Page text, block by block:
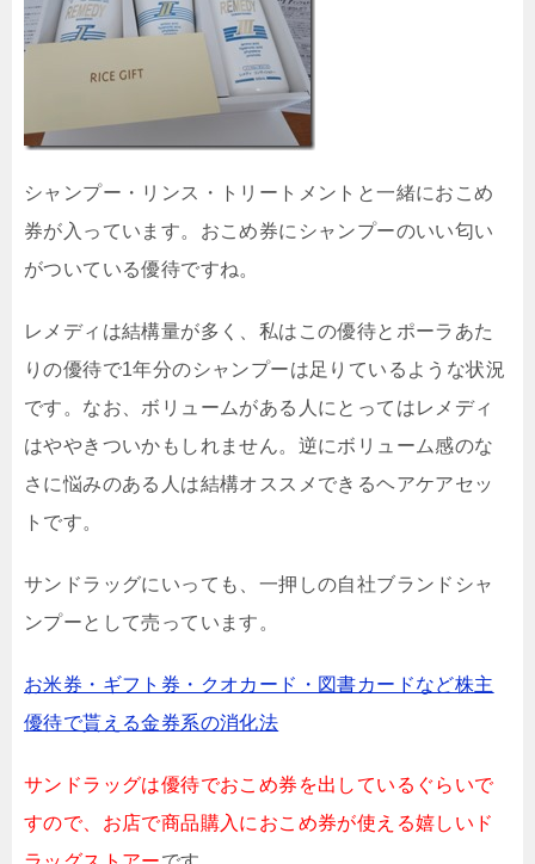
シャンプー・リンス・トリートメントと一緒におこめ
券が入っています。おこめ券にシャンプーのいい匂い
がついている優待ですね。
レメディは結構量が多く、私はこの優待とポーラあた
りの優待で1年分のシャンプーは足りているような状況
です。なお、ボリュームがある人にとってはレメディ
はややきついかもしれません。逆にボリューム感のな
さに悩みのある人は結構オススメできるヘアケアセッ
トです。
サンドラッグにいっても、一押しの自社ブランドシャ
ンプーとして売っています。
お米券・ギフト券・クオカード・図書カードなど株主
優待で貰える金券系の消化法
サンドラッグは優待でおこめ券を出しているぐらいで
すので、お店で商品購入におこめ券が使える嬉しいド